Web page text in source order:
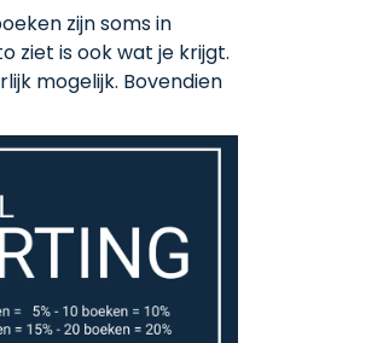
zijn soms in
ziet is ook wat je krijgt.
mogelijk. Bovendien